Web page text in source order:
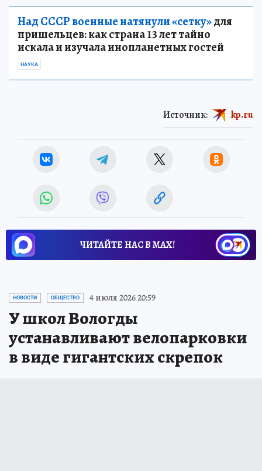
Над СССР военные натянули «сетку»для
пришельцев: как страна 13 лет тайно
искала и изучала инопланетных гостей
НАУКА
Источник: kp.ru
ЧИТАЙТЕ НАС В МАХ!
НОВОСТИ ОБЩЕСТВО 4 июля 2026 20:59
У школ Вологды
устанавливают велопарковки
в виде гигантских скрепок